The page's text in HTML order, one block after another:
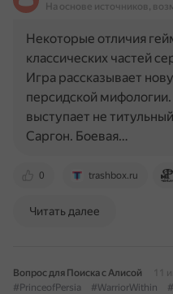
На основе источников,
0 trashbox.ru
Некоторые отличия
классических частей
Игра рассказывает
персидской
выступает не
Саргон. Боевая…
Читать далее
Вопрос для Поиска с Алисой
11
#PrinceofPersia
#WarriorWithin